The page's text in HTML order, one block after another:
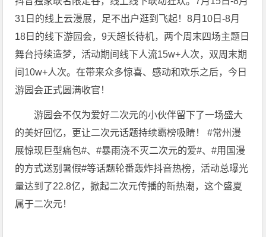
31日的线上云漫展，足不出户逛到飞起！8月10日-8月
18日的线下游园会，9天超长待机，两个周末四场主题日
舞台持续造梦，活动期间线下人流15w+人次，双周末期
间10w+人次。在带来众多惊喜、感动和欢乐之后，今日
游园会正式圆满收官！
游园会不仅为爱好二次元的小伙伴留下了一场盛大
的美好回忆，更让二次元话题持续霸榜吸睛！ #常州漫
展惊现巨型痛包#、#暴雨浇不灭二次元的爱#、#用国漫
的方式送别暑假#等话题轮番轰炸抖音热榜，活动总曝光
量达到了22.8亿，掀起二次元传播的新热潮，这个盛夏
属于二次元！